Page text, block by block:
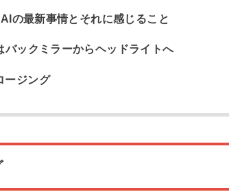
の最新事情とそれに感じること
バックミラーからヘッドライトへ
ージング